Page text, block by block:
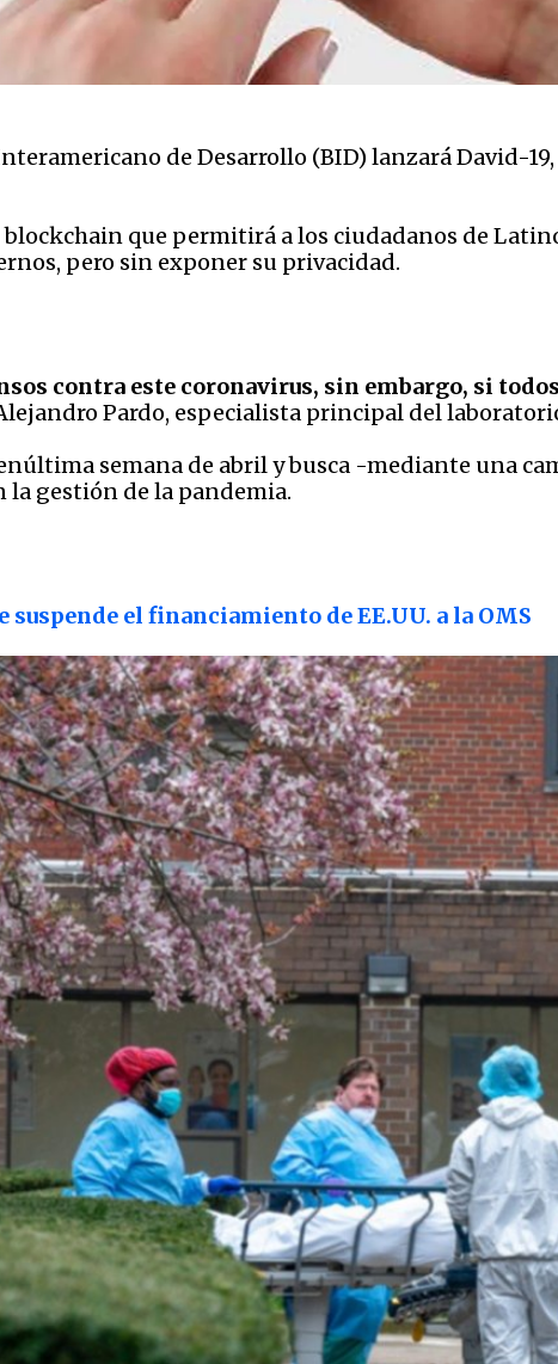
de Desarrollo (BID) lanzará David-
que permitirá a los ciudadanos de
pero sin exponer su privacidad.
contra este coronavirus, sin embargo, si
Pardo, especialista principal del
semana de abril y busca -mediante una
gestión de la pandemia.
suspende el financiamiento de EE.UU. a la OMS